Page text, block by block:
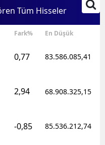
Elazığ
Erzincan
Gaziantep
Gümüşhane
Tüm Hisseler
Fark% En Düşük
0,77 83.586.085,41
2,94 68.908.325,15
-0,85 85.536.212,74